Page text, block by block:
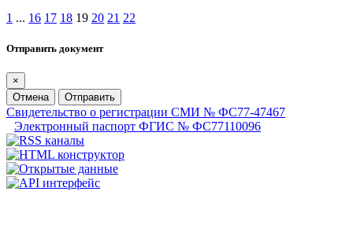
1 ... 16 17 18 19 20 21 22
Отправить документ
×
Отмена
Отправить
Свидетельство о регистрации СМИ № ФС77-47467
Электронный паспорт ФГИС № ФС77110096